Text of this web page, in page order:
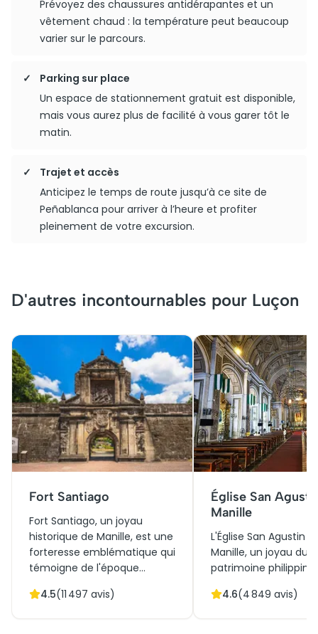
Prévoyez des chaussures antidérapantes et un
vêtement chaud : la température peut beaucoup
varier sur le parcours.
Parking sur place
Un espace de stationnement gratuit est disponible,
mais vous aurez plus de facilité à vous garer tôt le
matin.
Trajet et accès
Anticipez le temps de route jusqu’à ce site de
Peñablanca pour arriver à l’heure et profiter
pleinement de votre excursion.
D'autres incontournables pour Luçon
Fort Santiago
Fort Santiago, un joyau
historique de Manille, est une
forteresse emblématique qui
témoigne de l'époque
XVIe siècle, ce bastion servait
4.5(11 497 avis)
Église San
Manille
L'Église San Agustin
Manille, un joyau du
patrimoine philippin,
historique et
4.6(4 849 avis)